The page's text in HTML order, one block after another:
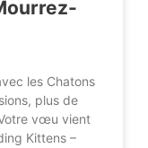
les Chatons
plus de
vœu vient
Kittens –